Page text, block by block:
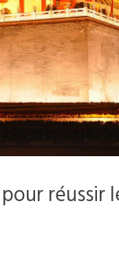
réussir